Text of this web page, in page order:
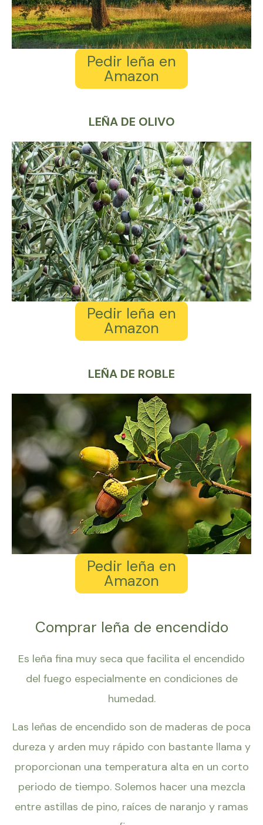
Pedir leña en
Amazon
LEÑA DE OLIVO
Pedir leña en
Amazon
LEÑA DE ROBLE
Pedir leña en
Amazon
Comprar leña de encendido
Es leña fina muy seca que facilita el encendido
del fuego especialmente en condiciones de
humedad.
Las leñas de encendido son de maderas de poca
dureza y arden muy rápido con bastante llama y
proporcionan una temperatura alta en un corto
periodo de tiempo. Solemos hacer una mezcla
entre astillas de pino, raíces de naranjo y ramas